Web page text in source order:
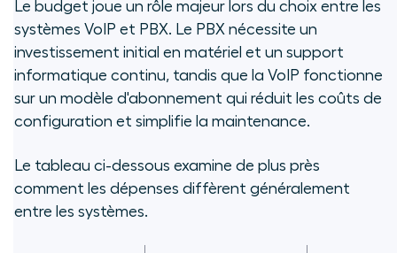
Le budget joue un rôle majeur lors du choix entre les
systèmes VoIP et PBX. Le PBX nécessite un
investissement initial en matériel et un support
informatique continu, tandis que la VoIP fonctionne
sur un modèle d'abonnement qui réduit les coûts de
configuration et simplifie la maintenance.
Le tableau ci-dessous examine de plus près
comment les dépenses diffèrent généralement
entre les systèmes.